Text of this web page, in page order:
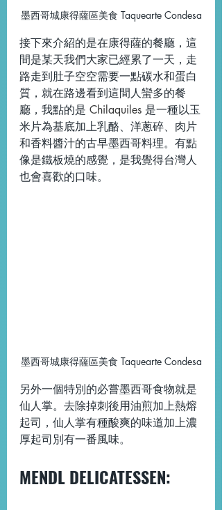
墨西哥城康得薩區美食 Taquearte Condesa
接下來介紹的是在康得薩的餐廳，這
間是某天我們大家已經累了一天，走
路走到肚子空空需要一點碳水和蛋白
質，就在路邊看到這間人蠻多的餐
廳，我點的是 Chilaquiles 是一種以玉
米片為基底加上乳酪、洋蔥碎、肉片
和香料醬汁的古早墨西哥料理。有點
像是鐵板燒的感覺，是我覺得台灣人
也會喜歡的口味。
墨西哥城康得薩區美食 Taquearte Condesa
另外一個特別的必嘗墨西哥食物就是
仙人掌。去除掉刺後用油煎加上熱熔
起司，仙人掌有種酸爽的味道加上濃
厚起司別有一番風味。
MENDL DELICATESSEN: